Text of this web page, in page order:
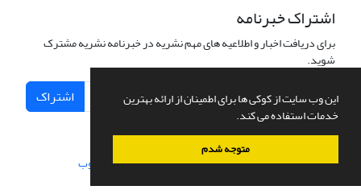
این وب سایت از کوکی ها برای اطمینان از ارائه بهترین
خدمات استفاده می کند.
متوجه شدم
اشتراک خبرنامه
برای دریافت اخبار و اطلاعیه های مهم نشریه در خبرنامه نشریه مشترک
شوید.
اشتراک
سامانه مدیریت نشریات علمی.طراحی و پیاده سازی از سیناوب